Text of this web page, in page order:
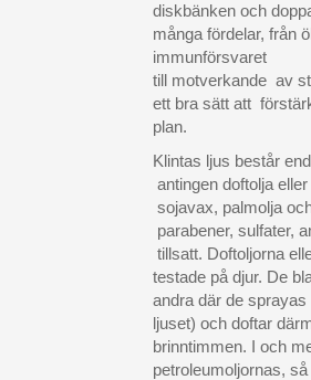
diskbänken och
många fördelar, från
immunförsvaret
till motverkande av
ett bra sätt att
plan.
Klintas ljus består
antingen doftolja
sojavax, palmolja
parabener, sulfater,
tillsatt. Doftoljorna
testade på djur. De
andra där de
ljuset) och doftar
brinntimmen. I och
petroleumoljornas,